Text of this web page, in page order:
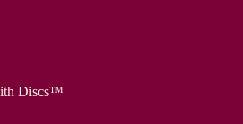
Discs™